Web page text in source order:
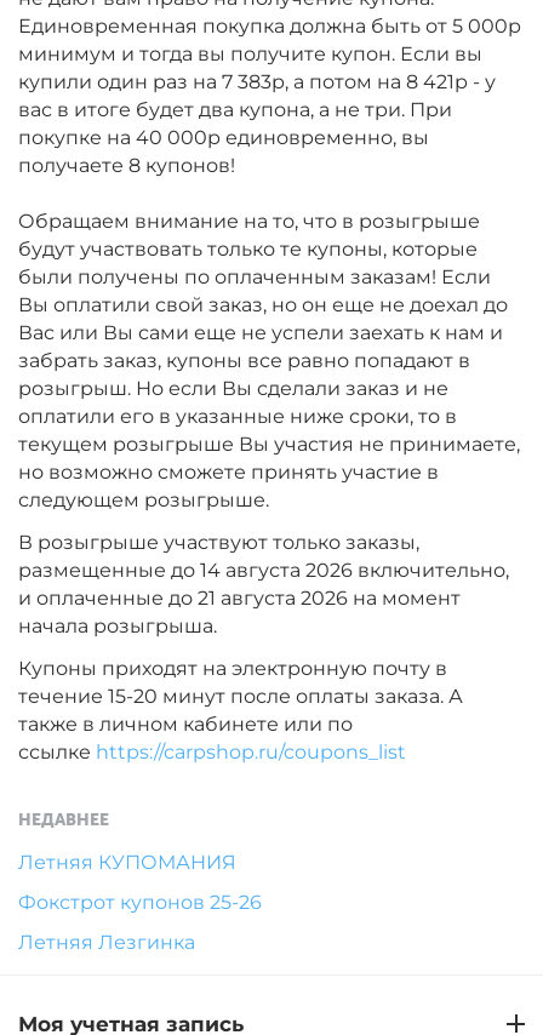
Единовременная покупка должна быть от 5 000р
минимум и тогда вы получите купон. Если вы
купили один раз на 7 383р, а потом на 8 421р - у
вас в итоге будет два купона, а не три. При
покупке на 40 000р единовременно, вы
получаете 8 купонов!
Обращаем внимание на то, что в розыгрыше
будут участвовать только те купоны, которые
были получены по оплаченным заказам! Если
Вы оплатили свой заказ, но он еще не доехал до
Вас или Вы сами еще не успели заехать к нам и
забрать заказ, купоны все равно попадают в
розыгрыш. Но если Вы сделали заказ и не
оплатили его в указанные ниже сроки, то в
текущем розыгрыше Вы участия не принимаете,
но возможно сможете принять участие в
следующем розыгрыше.
В розыгрыше участвуют только заказы,
размещенные до 14 августа 2026 включительно,
и оплаченные до 21 августа 2026 на момент
начала розыгрыша.
Купоны приходят на электронную почту в
течение 15-20 минут после оплаты заказа. А
также в личном кабинете или по
ссылке https://carpshop.ru/coupons_list
НЕДАВНЕЕ
Летняя КУПОМАНИЯ
Фокстрот купонов 25-26
Летняя Лезгинка
Моя учетная запись